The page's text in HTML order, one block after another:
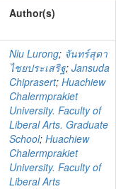
Author(s)
Niu Lurong; จันทร์สุดา
ไชยประเสริฐ; Jansuda
Chiprasert; Huachiew
Chalermprakiet
University. Faculty of
Liberal Arts. Graduate
School; Huachiew
Chalermprakiet
University. Faculty of
Liberal Arts